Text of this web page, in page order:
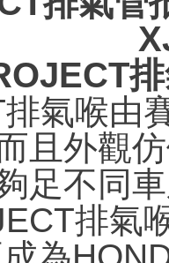
氣喉由
且外觀
足不同
排氣